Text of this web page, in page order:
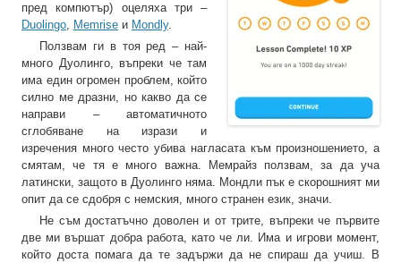
пред компютър) оцеляха три –
Duolingo, Memrise и Mondly.
Ползвам ги в тоя ред – най-
много Дуолинго, въпреки че там
има един огромен проблем, който
силно ме дразни, но какво да се
направи – автоматичното
сглобяване на изрази и
изречения много често убива нагласата към произношението, а
смятам, че тя е много важна. Мемрайз ползвам, за да уча
латински, защото в Дуолинго няма. Мондли пък е скорошният ми
опит да се сдобря с немския, много странен език, значи.
Не съм достатъчно доволен и от трите, въпреки че първите
две ми вършат добра работа, като че ли. Има и игрови момент,
който доста помага да те задържи да не спираш да учиш. В